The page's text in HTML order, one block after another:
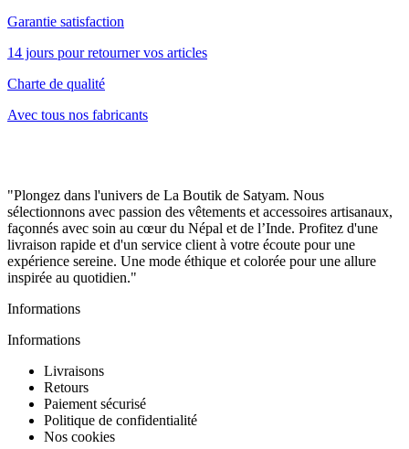
Garantie satisfaction
14 jours pour retourner vos articles
Charte de qualité
Avec tous nos fabricants
"Plongez dans l'univers de La Boutik de Satyam. Nous
sélectionnons avec passion des vêtements et accessoires artisanaux,
façonnés avec soin au cœur du Népal et de l’Inde. Profitez d'une
livraison rapide et d'un service client à votre écoute pour une
expérience sereine. Une mode éthique et colorée pour une allure
inspirée au quotidien."
Informations
Informations
Livraisons
Retours
Paiement sécurisé
Politique de confidentialité
Nos cookies